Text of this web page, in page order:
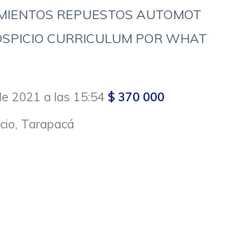
REPUESTOS AUTOMOT
CURRICULUM POR WHAT
2021 a las 15:54 $ 370 000
Tarapacá